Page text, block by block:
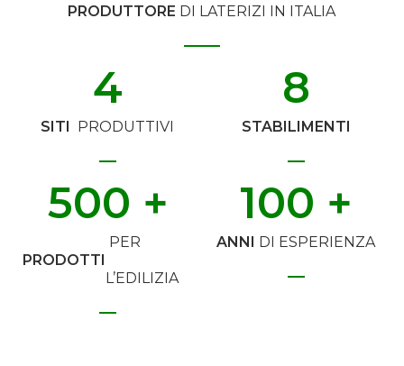
PRODUTTORE DI LATERIZI IN ITALIA
SITI PRODUTTIVI
4
STABILIMENTI
8
PRODOTTI
PER
L’EDILIZIA
500 +
ANNI DI ESPERIENZA
100 +